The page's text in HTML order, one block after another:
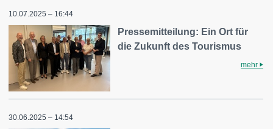
10.07.2025 – 16:44
Pressemitteilung: Ein Ort für
die Zukunft des Tourismus
mehr
30.06.2025 – 14:54